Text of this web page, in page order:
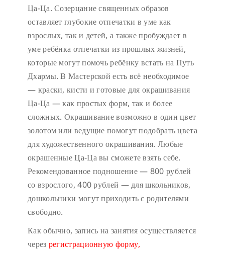
Ца-Ца. Созерцание священных образов
оставляет глубокие отпечатки в уме как
взрослых, так и детей, а также пробуждает в
уме ребёнка отпечатки из прошлых жизней,
которые могут помочь ребёнку встать на Путь
Дхармы. В Мастерской есть всё необходимое
— краски, кисти и готовые для окрашивания
Ца-Ца — как простых форм, так и более
сложных. Окрашивание возможно в один цвет
золотом или ведущие помогут подобрать цвета
для художественного окрашивания. Любые
окрашенные Ца-Ца вы сможете взять себе.
Рекомендованное подношение — 800 рублей
со взрослого, 400 рублей — для школьников,
дошкольники могут приходить с родителями
свободно.
Как обычно, запись на занятия осуществляется
через регистрационную форму,